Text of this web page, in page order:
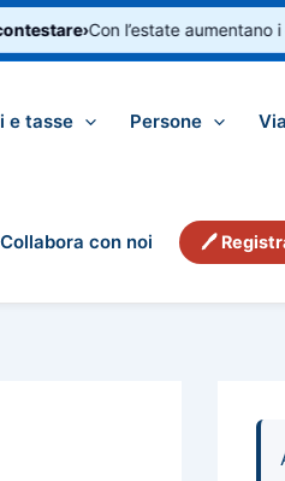
›Con l’estate aumentano i
e tasse Persone
Collabora con noi 🖊